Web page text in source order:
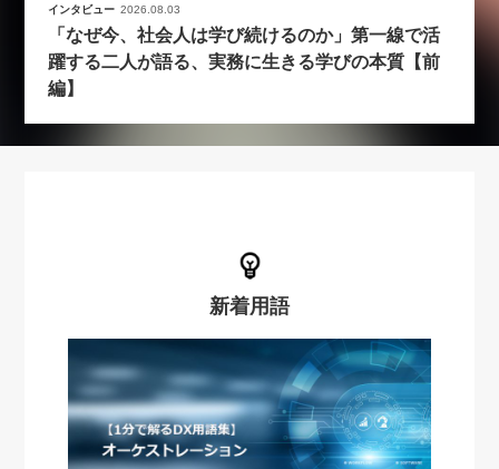
インタビュー 2026.08.03
「なぜ今、社会人は学び続けるのか」第一線で活
躍する二人が語る、実務に生きる学びの本質【前
編】
新着用語